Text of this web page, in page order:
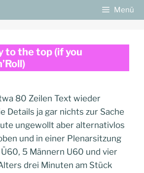
Menü
to the top (if you
80 Zeilen Text wieder
Details ja gar nichts zur Sache
ungewollt aber alternativlos
und in einer Plenarsitzung
5 Männern U60 und vier
drei Minuten am Stück